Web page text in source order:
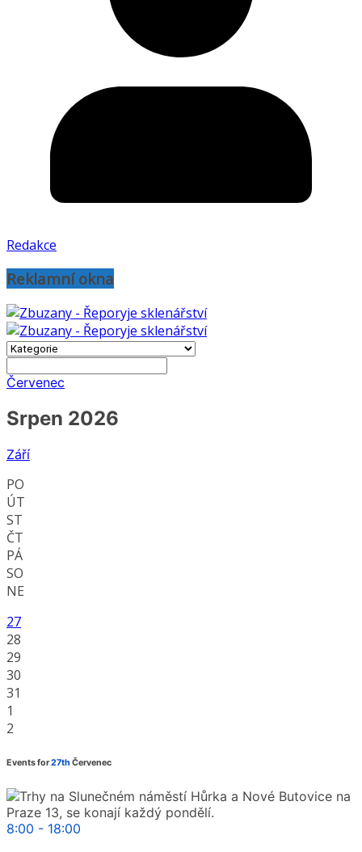
Redakce
Reklamní okna
Červenec
Srpen 2026
Září
PO
ÚT
ST
ČT
PÁ
SO
NE
27
28
29
30
31
1
2
Events for27th Červenec
8:00 - 18:00